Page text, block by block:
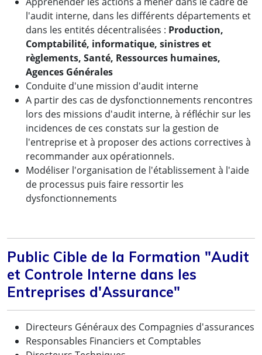
l'audit interne, dans les différents départements et
dans les entités décentralisées : Production,
Comptabilité, informatique, sinistres et
règlements, Santé, Ressources humaines,
Agences Générales
Conduite d'une mission d'audit interne
A partir des cas de dysfonctionnements rencontres
lors des missions d'audit interne, à réfléchir sur les
incidences de ces constats sur la gestion de
l'entreprise et à proposer des actions correctives à
recommander aux opérationnels.
Modéliser l'organisation de l'établissement à l'aide
de processus puis faire ressortir les
dysfonctionnements
Public Cible de la Formation "Audit
et Controle Interne dans les
Entreprises d'Assurance"
Directeurs Généraux des Compagnies d'assurances
Responsables Financiers et Comptables